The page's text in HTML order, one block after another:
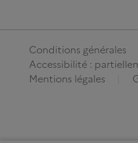
Conditions générales
Accessibilité :
Mentions légales